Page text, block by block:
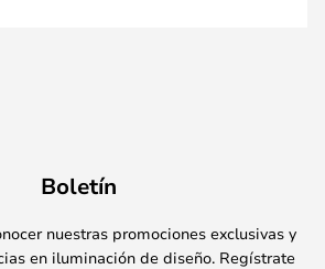
Boletín
nuestras promociones exclusivas y
en iluminación de diseño. Regístrate